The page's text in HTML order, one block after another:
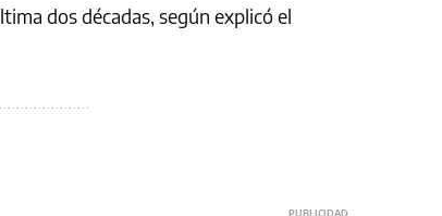
dos décadas, según explicó el